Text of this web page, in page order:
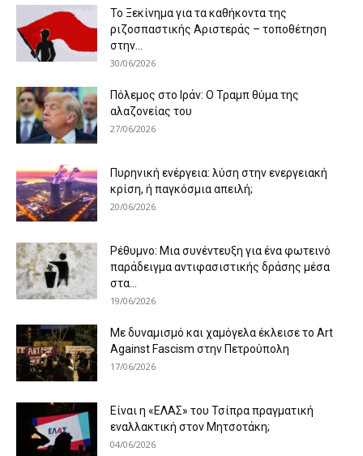
Το Ξεκίνημα για τα καθήκοντα της
ριζοσπαστικής Αριστεράς – τοποθέτηση
στην...
30/06/2026
Πόλεμος στο Ιράν: Ο Τραμπ θύμα της
αλαζονείας του
27/06/2026
Πυρηνική ενέργεια: λύση στην ενεργειακή
κρίση, ή παγκόσμια απειλή;
20/06/2026
Ρέθυμνο: Μια συνέντευξη για ένα φωτεινό
παράδειγμα αντιφασιστικής δράσης μέσα
στα...
19/06/2026
Με δυναμισμό και χαμόγελα έκλεισε το Art
Against Fascism στην Πετρούπολη
17/06/2026
Είναι η «ΕΛΑΣ» του Τσίπρα πραγματική
εναλλακτική στον Μητσοτάκη;
04/06/2026